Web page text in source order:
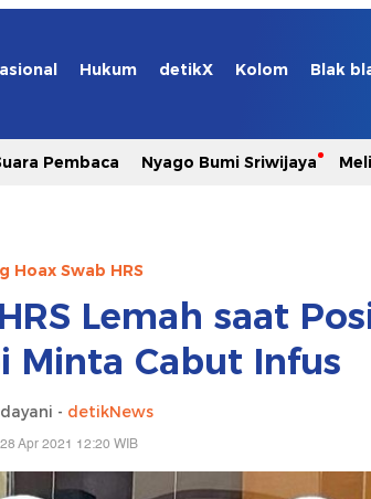
Hukum detikX Kolom Blak
Pembaca Nyago Bumi Sriwijaya
Hoax Swab HRS
Lemah saat
Minta Cabut Infus
- detikNews
Apr 2021 12:20 WIB